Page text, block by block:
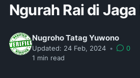
Ngurah Rai di
Nugroho Tatag Yuwono
Updated: 24 Feb, 2024 •
0
1 min read